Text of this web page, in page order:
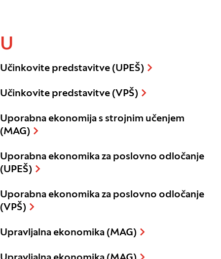
U
Učinkovite predstavitve (UPEŠ)
Učinkovite predstavitve (VPŠ)
Uporabna ekonomija s strojnim učenjem
(MAG)
Uporabna ekonomika za poslovno odločanje
(UPEŠ)
Uporabna ekonomika za poslovno odločanje
(VPŠ)
Upravljalna ekonomika (MAG)